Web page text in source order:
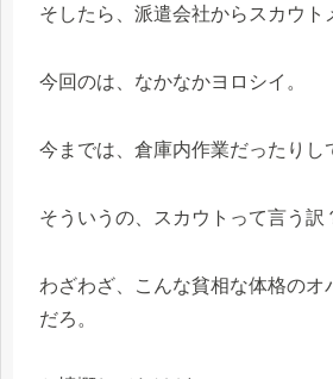
そしたら、派遣会社からスカウト
今回のは、なかなかヨロシイ。
今までは、倉庫内作業だったりし
そういうの、スカウトって言う訳
わざわざ、こんな貧相な体格のオ
だろ。